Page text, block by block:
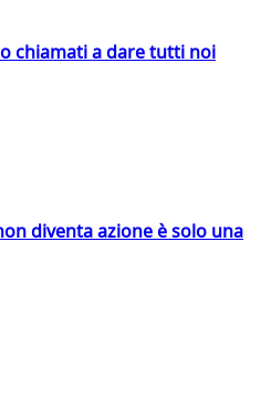
chiamati a dare tutti noi
diventa azione è solo una